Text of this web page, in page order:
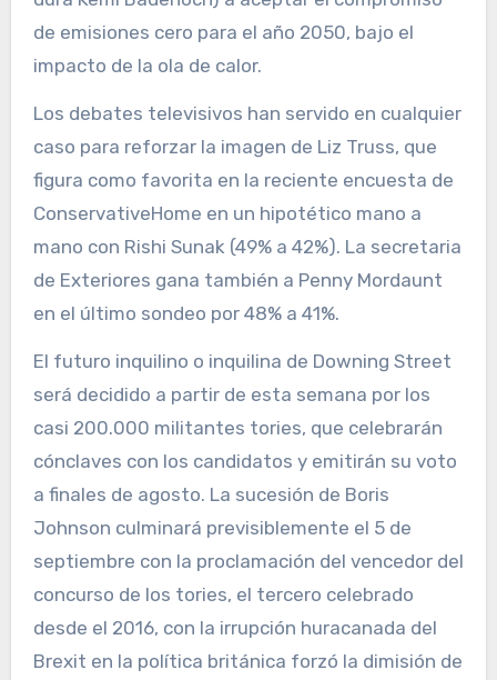
de emisiones cero para el año 2050, bajo el
impacto de la ola de calor.
Los debates televisivos han servido en cualquier
caso para reforzar la imagen de Liz Truss, que
figura como favorita en la reciente encuesta de
ConservativeHome en un hipotético mano a
mano con Rishi Sunak (49% a 42%). La secretaria
de Exteriores gana también a Penny Mordaunt
en el último sondeo por 48% a 41%.
El futuro inquilino o inquilina de Downing Street
será decidido a partir de esta semana por los
casi 200.000 militantes tories, que celebrarán
cónclaves con los candidatos y emitirán su voto
a finales de agosto. La sucesión de Boris
Johnson culminará previsiblemente el 5 de
septiembre con la proclamación del vencedor del
concurso de los tories, el tercero celebrado
desde el 2016, con la irrupción huracanada del
Brexit en la política británica forzó la dimisión de